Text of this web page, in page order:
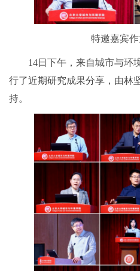
特邀嘉宾
14日下午，来自城市与环
行了近期研究成果分享，由林
持。